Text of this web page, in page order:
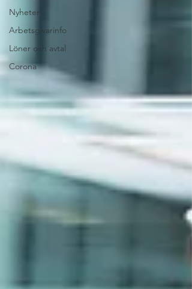
Nyheter
Arbetsgivarinfo
Löner och avtal
Corona